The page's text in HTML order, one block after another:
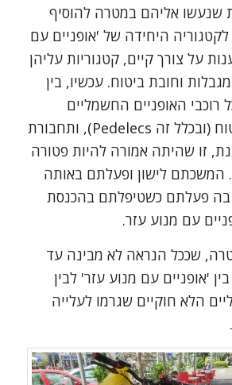
שנעשו אליהם במטרה להוסיף
לקטגוריה היחידה של 'אופניים עם
על צורך קיים, קטגוריות עליהן
וחובת ביטוח. עכשיו, בין
האופניים החשמליים
יצטרכו לשלם ביטוח (ובכלל זה Pedelecs), ותחבורת
זו שהיתה אמורה להיות פטורה
המשכתם לישון ופעלתם באותה
בה פעלתם כשטיפלתם בהכנסת
עם מנוע עזר.
שככל הנראה לא מבינה עד
'אופניים עם מנוע עזר' לבין
הלא חוקיים שגרמו לעלייה